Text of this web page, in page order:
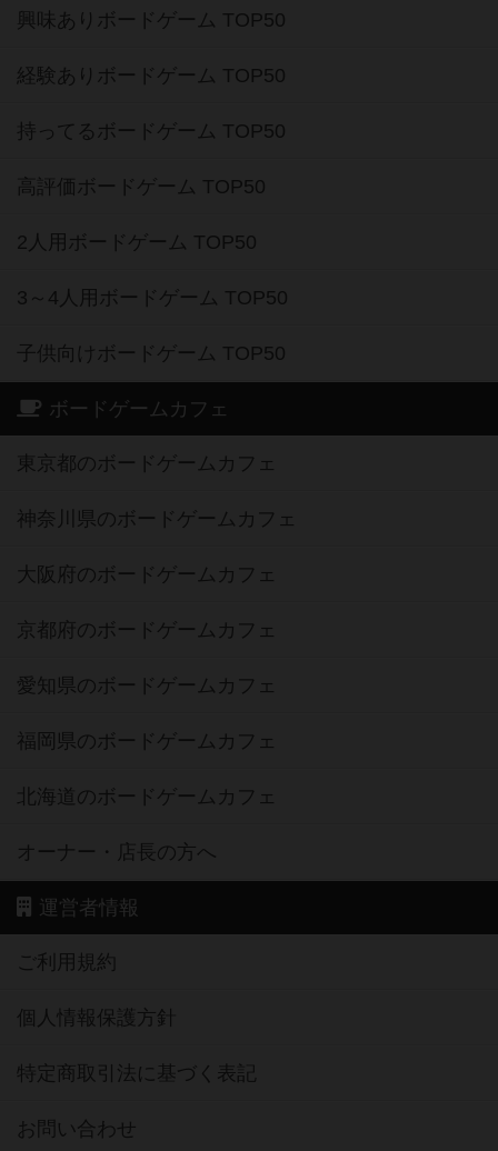
興味ありボードゲーム TOP50
経験ありボードゲーム TOP50
持ってるボードゲーム TOP50
高評価ボードゲーム TOP50
2人用ボードゲーム TOP50
3～4人用ボードゲーム TOP50
子供向けボードゲーム TOP50
ボードゲームカフェ
東京都のボードゲームカフェ
神奈川県のボードゲームカフェ
大阪府のボードゲームカフェ
京都府のボードゲームカフェ
愛知県のボードゲームカフェ
福岡県のボードゲームカフェ
北海道のボードゲームカフェ
オーナー・店長の方へ
運営者情報
ご利用規約
個人情報保護方針
特定商取引法に基づく表記
お問い合わせ